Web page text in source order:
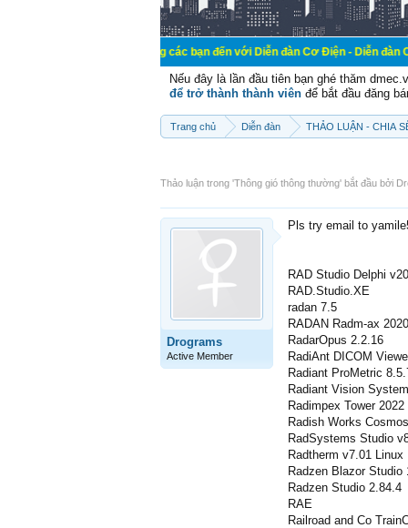
Chào mừng các bạn đến với Diễn đàn Cơ Điện - Diễn đàn Cơ điện
Nếu đây là lần đầu tiên bạn ghé thăm
để trở thành thành viên để bắt đầu đăng
Trang chủ Diễn đàn THẢO LUẬN - CHIA
Thảo luận trong 'Thông gió thông thường' bắt đầu bởi
Drograms
Active Member
Pls try email to
RAD Studio Delphi
RAD.Studio.XE
radan 7.5
RADAN Radm-ax
RadarOpus 2.2.16
RadiAnt DICOM
Radiant ProMetric
Radiant Vision
Radimpex Tower
Radish Works
RadSystems Studio
Radtherm v7.01 Linux
Radzen Blazor Studio
Radzen Studio 2.84.4
RAE
Railroad and Co